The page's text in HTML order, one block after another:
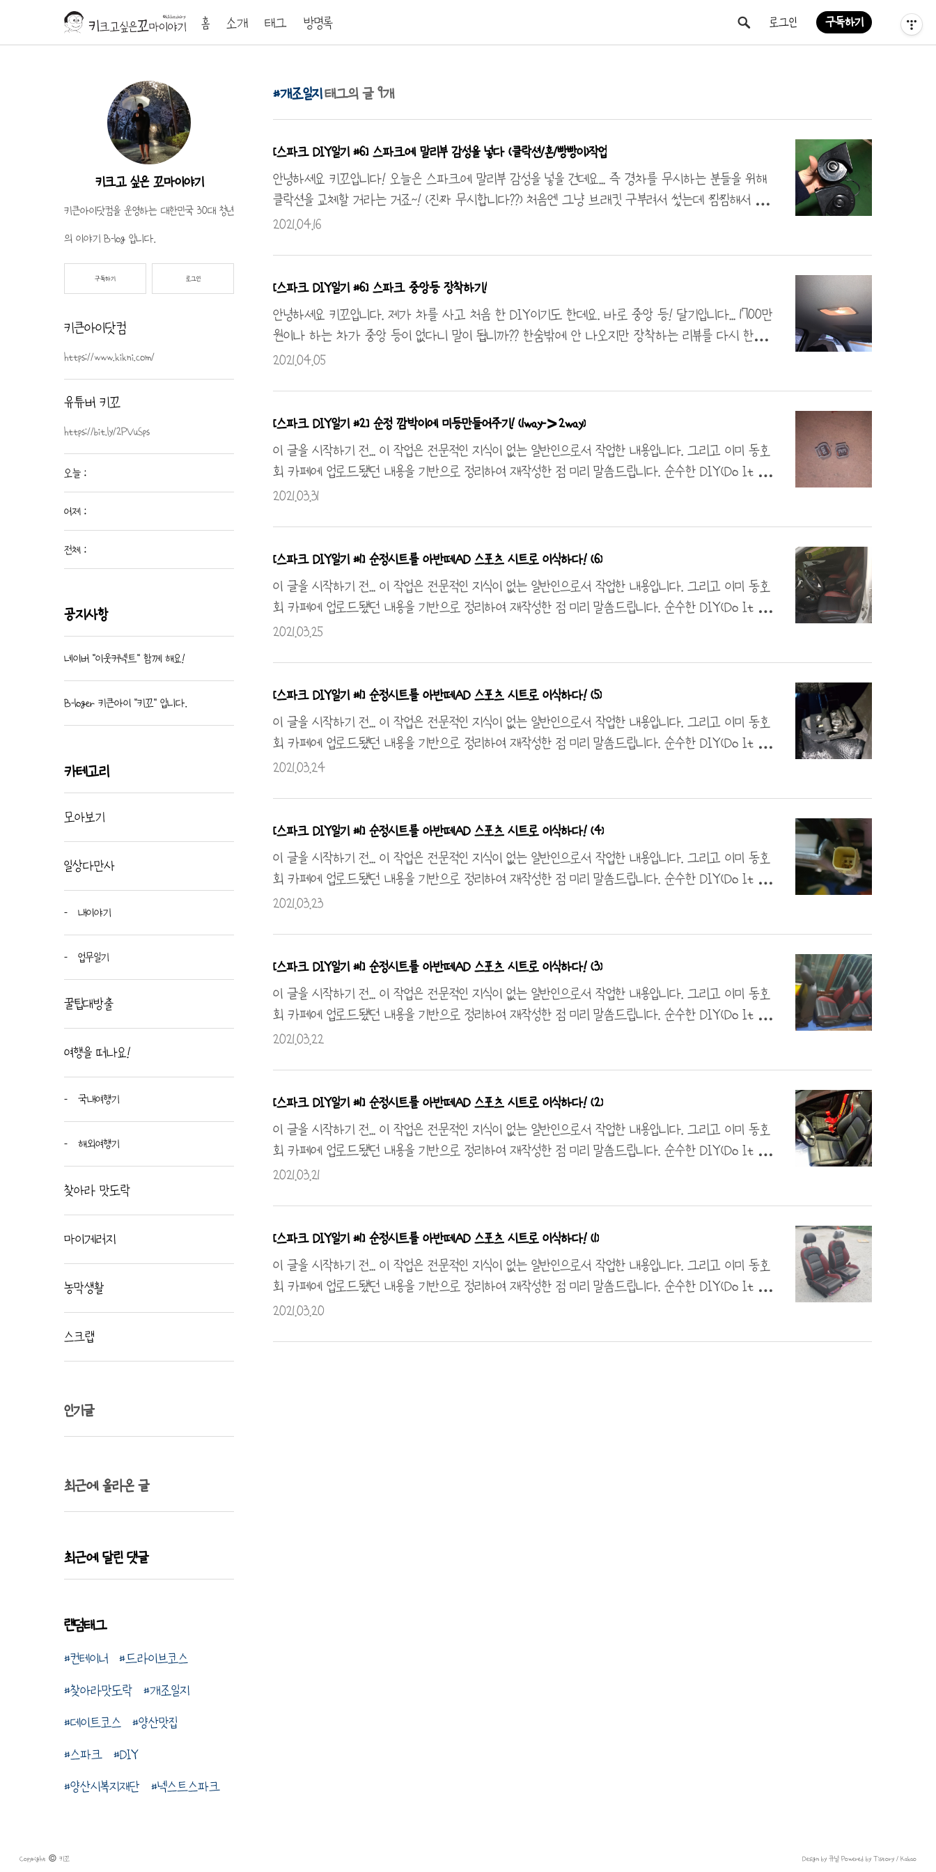
로그인 구독하기
홈 소개 태그 방명록
개조일지 9
[스파크 DIY일기 #6] 스파크에 말리부 감성을 넣다 (클락션/혼/빵빵이)작업
안녕하세요 키꼬입니다! 오늘은 스파크에 말리부 감성을 넣을 건데요... 즉 경차를 무시하는 분들을 위해
클락션을 교체할 거라는 거죠~! (진짜 무시합니다??) 처음엔 그냥 브래킷 구부려서 썼는데 찜찜해서 철판
을 가공해서 2차 수정 결국 강성이 없어 잡소리가 들려 순정 브래킷을 가공해 2차 순정형 느낌으로 가공
네요... 엄청 튼튼합니다. 저게 뭐라고!!! 운전석에서 한컷 ^^ 브래킷을 알페온 혼에 작업하였습니다. 저렇
게 하면 옆에 간섭? 이 되는데 저는 흡음 테이프로 마무리하였습니다. 혜주파 사장님이 하신 ..
2021.04.16
[스파크 DIY일기 #6] 스파크 중앙등 장착하기!
안녕하세요 키꼬입니다. 제가 차를 사고 처음 한 DIY이기도 한데요. 바로 중앙 등! 달기입니다... 1700만
원이나 하는 차가 중앙 등이 없다니 말이 됩니까?? 한숨밖에 안 나오지만 장착하는 리뷰를 다시 한번
써봅니다! 무려 5년 전에 작업했다는 게 신기하네요 ㅎㅎ 그땐 20대 초반이었으니까요! 넥스트 스파크
비합니다. 전우선 실내에서 하네스 커넥터를 작업하고 흡음재로 마무리한 케이블을 준비하였습니다. 지금
21년에 글을 다시 쓰고 있는 지금도 잡소리 하나 없이 조용합니다! 그리고 안..
2021.04.05
[스파크 DIY일기 #2] 순정 깜박이에 미등만들어주기! (1way->2way)
이 글을 시작하기 전... 이 작업은 전문적인 지식이 없는 일반인으로서 작업한 내용입니다. 그리고 이미 동호
회 카페에 업로드됐던 내용을 기반으로 정리하여 재작성한 점 미리 말씀드립니다. 순수한 DIY(Do It You
self)라는 취지로 작업한 것으로 DIY일기라는 콘텐츠로 봐주시기 바랍니다. 다만. 제가 아는 선에서는
하여 그냥 황색 전구로 다시 복구했네요 ㅎㅎ ※ 차폭등의 개수는 법으로 문제가 되지 않는다고 확인하
였습니다. 일단 순정인 2 PIN짜리 AMP커넥터를 분리합니다. 센터나 폐차장에서 잘라..
2021.03.31
[스파크 DIY일기 #1] 순정시트를 아반떼AD 스포츠 시트로 이식하다! (6)
이 글을 시작하기 전... 이 작업은 전문적인 지식이 없는 일반인으로서 작업한 내용입니다. 그리고 이미 동호
회 카페에 업로드됐던 내용을 기반으로 정리하여 재작성한 점 미리 말씀드립니다. 순수한 DIY(Do It You
self)라는 취지로 작업한 것으로 DIY일기라는 콘텐츠로 봐주시기 바랍니다. 다만. 제가 아는 선에서는
어백 경고등이 뜹니다 ㅠㅠ 바로! 저항에 대해 서칭.... 결국 저항을 달고 에어백 잭을 만들기로 결정했습니
다. 그 와중에 장착한 영롱한 시트들 구경하세요! 순정처럼 영롱하게 장착되었지요?..
2021.03.25
[스파크 DIY일기 #1] 순정시트를 아반떼AD 스포츠 시트로 이식하다! (5)
이 글을 시작하기 전... 이 작업은 전문적인 지식이 없는 일반인으로서 작업한 내용입니다. 그리고 이미 동호
회 카페에 업로드됐던 내용을 기반으로 정리하여 재작성한 점 미리 말씀드립니다. 순수한 DIY(Do It You
self)라는 취지로 작업한 것으로 DIY일기라는 콘텐츠로 봐주시기 바랍니다. 다만. 제가 아는 선에서는
머리가 아프네요 ㅋㅋ 일단 너트 모양에 맞추어 브래킷을 가공하였습니다!! 용접도 성공적이고요! 일단 조
수석을 안착해보았는데요! 성공적인 거 같네요~! 우선 디지털 모듈을 활용한 열선 제어는..
2021.03.24
[스파크 DIY일기 #1] 순정시트를 아반떼AD 스포츠 시트로 이식하다! (4)
이 글을 시작하기 전... 이 작업은 전문적인 지식이 없는 일반인으로서 작업한 내용입니다. 그리고 이미 동호
회 카페에 업로드됐던 내용을 기반으로 정리하여 재작성한 점 미리 말씀드립니다. 순수한 DIY(Do It You
self)라는 취지로 작업한 것으로 DIY일기라는 콘텐츠로 봐주시기 바랍니다. 다만. 제가 아는 선에서는
업이라도 해보고자 구글링 하다 아반떼 시트 이식 중 에어백은 자체 커넥터 살려쓰잔맘으로 모비스 전
산 현대 전산 사이트 기아 전산 사이트 다 뒤져 찾아냈네요 ㅎㅎ 색깔이 당연히 노랑인 줄 알..
2021.03.23
[스파크 DIY일기 #1] 순정시트를 아반떼AD 스포츠 시트로 이식하다! (3)
이 글을 시작하기 전... 이 작업은 전문적인 지식이 없는 일반인으로서 작업한 내용입니다. 그리고 이미 동호
회 카페에 업로드됐던 내용을 기반으로 정리하여 재작성한 점 미리 말씀드립니다. 순수한 DIY(Do It You
self)라는 취지로 작업한 것으로 DIY일기라는 콘텐츠로 봐주시기 바랍니다. 다만. 제가 아는 선에서는
레이저 절단하는 거래처에서 받아왔는데요. 여기다가 너트를 용접할 계획이에요! 이유는 볼트온 방식으
로 브래킷을 제작해 차량에 장착할꺼라서인데요 안전을 위해 용접을 감행하였습니다. 용접은 아는 ..
2021.03.22
[스파크 DIY일기 #1] 순정시트를 아반떼AD 스포츠 시트로 이식하다! (2)
이 글을 시작하기 전... 이 작업은 전문적인 지식이 없는 일반인으로서 작업한 내용입니다. 그리고 이미 동호
회 카페에 업로드됐던 내용을 기반으로 정리하여 재작성한 점 미리 말씀드립니다. 순수한 DIY(Do It You
self)라는 취지로 작업한 것으로 DIY일기라는 콘텐츠로 봐주시기 바랍니다. 다만. 제가 아는 선에서는
볼트를 몇 가지 구입했어요. 볼트 종류는 14미리 접시 머리 볼트이고 14미리 너트를 구입했답니다. 거래처
에서 대에충~ 브래킷 도면을 그려주셨는데요 자세한 치수는 비공개입니다... 부끄러운 실..
2021.03.21
[스파크 DIY일기 #1] 순정시트를 아반떼AD 스포츠 시트로 이식하다! (1)
이 글을 시작하기 전... 이 작업은 전문적인 지식이 없는 일반인으로서 작업한 내용입니다. 그리고 이미 동호
회 카페에 업로드됐던 내용을 기반으로 정리하여 재작성한 점 미리 말씀드립니다. 순수한 DIY(Do It You
self)라는 취지로 작업한 것으로 DIY일기라는 콘텐츠로 봐주시기 바랍니다. 다만. 제가 아는 선에서는
2021.03.20
키크고 싶은 꼬마이야기
키큰아이닷컴을 운영하는 대한민국 30대 청년
의 이야기 B-log 입니다.
구독하기 로그인
키큰아이닷컴
https://www.kikni.com/
유튜버 키꼬
https://bit.ly/2PVuSps
오늘 :
어제 :
전체 :
공지사항
네이버 "이웃커넥트" 함께 해요!
B-loger 키큰아이 "키꼬" 입니다.
카테고리
모아보기
일상다만사
내이야기
업무일기
꿀팁대방출
여행을 떠나요!
국내여행기
해외여행기
찾아라 맛도락
마이게러지
농막생활
스크랩
인기글
최근에 올라온 글
최근에 달린 댓글
랜덤태그
컨테이너
드라이브코스
찾아라맛도락
개조일지
데이트코스
양산맛집
스파크
DIY
양산시복지재단
넥스트스파크
Copyright © 키꼬 Design by 큐널 Powered by Tistory / Kakao
티스토리툴바